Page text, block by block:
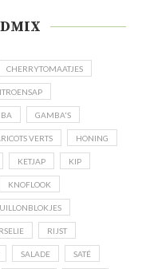
CHERRYTOMAATJES
GAMBA'S
VERTS HONING
KETJAP KIP
KNOFLOOK
RIJST
SALADE SATÉ